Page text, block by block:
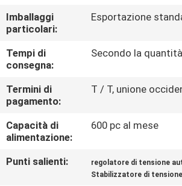
CONTROLLO
DELLA
QUALITÀ
CONTATTACI
NOTIZIE
CHIEDI
Imballaggi
particolari:
Esportazione
Tempi di
consegna:
Secondo la quantità
Termini di
pagamento:
T / T, unione
Capacità di
alimentazione:
600 pc al mese
Punti salienti: regolatore di tensione
Stabilizzatore di